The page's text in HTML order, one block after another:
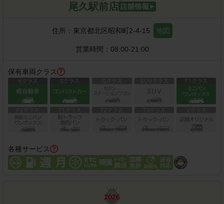
尾久駅前店
住所： 東京都北区昭和町2-4-15 地図
営業時間： 08:00-21:00
保有車両クラス
各種サービス